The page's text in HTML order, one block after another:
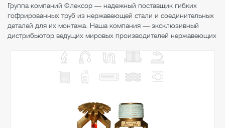
Группа компаний Флексор — надежный поставщик гибких
гофрированных труб из нержавеющей стали и соединительных
деталей для их монтажа. Наша компания — эксклюзивный
дистрибьютор ведущих мировых производителей нержавеющих